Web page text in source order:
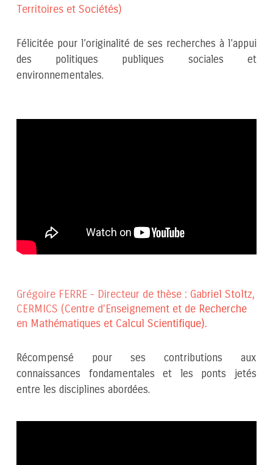
Territoires et Sociétés)
Félicitée pour l’originalité de ses recherches à l’appui
des politiques publiques sociales et
environnementales.
Grégoire FERRE - Directeur de thèse : Gabriel Stoltz,
CERMICS (Centre d'Enseignement et de Recherche
en Mathématiques et Calcul Scientifique).
Récompensé pour ses contributions aux
connaissances fondamentales et les ponts jetés
entre les disciplines abordées.